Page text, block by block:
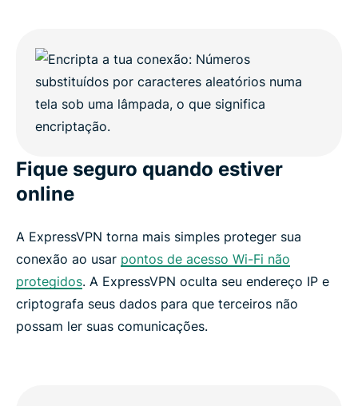
Fique seguro quando estiver
online
A ExpressVPN torna mais simples proteger sua
conexão ao usar pontos de acesso Wi-Fi não
protegidos. A ExpressVPN oculta seu endereço IP e
criptografa seus dados para que terceiros não
possam ler suas comunicações.